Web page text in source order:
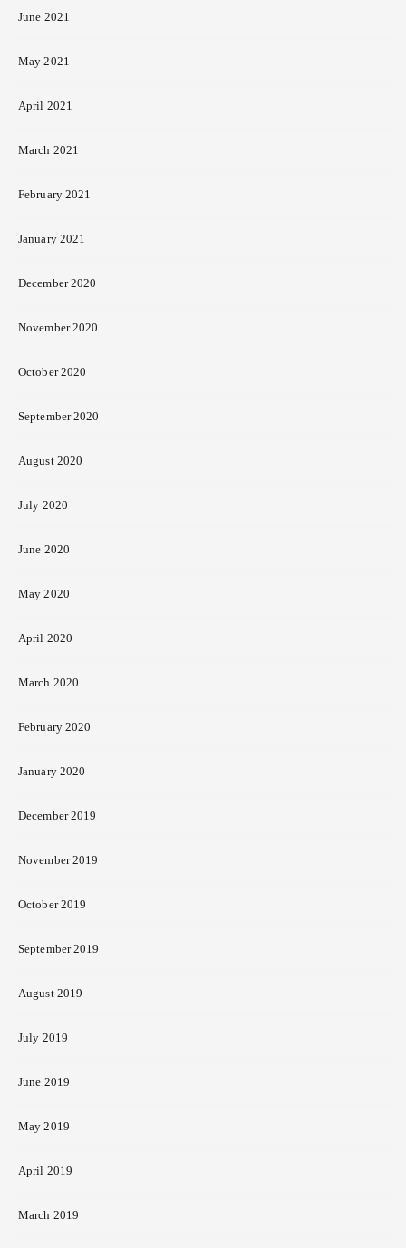
June 2021
May 2021
April 2021
March 2021
February 2021
January 2021
December 2020
November 2020
October 2020
September 2020
August 2020
July 2020
June 2020
May 2020
April 2020
March 2020
February 2020
January 2020
December 2019
November 2019
October 2019
September 2019
August 2019
July 2019
June 2019
May 2019
April 2019
March 2019